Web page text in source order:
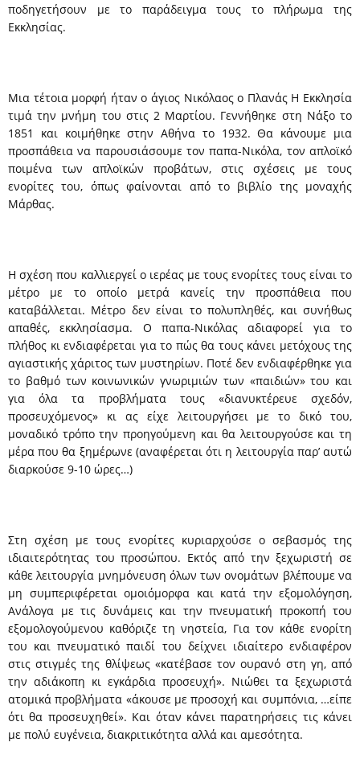
ποδηγετήσουν με το παράδειγμα τους το πλήρωμα της
Εκκλησίας.
Μια τέτοια μορφή ήταν ο άγιος Νικόλαος ο Πλανάς Η Εκκλησία
τιμά την μνήμη του στις 2 Μαρτίου. Γεννήθηκε στη Νάξο το
1851 και κοιμήθηκε στην Αθήνα το 1932. Θα κάνουμε μια
προσπάθεια να παρουσιάσουμε τον παπα-Νικόλα, τον απλοϊκό
ποιμένα των απλοϊκών προβάτων, στις σχέσεις με τους
ενορίτες του, όπως φαίνονται από το βιβλίο της μοναχής
Μάρθας.
Η σχέση που καλλιεργεί ο ιερέας με τους ενορίτες τους είναι το
μέτρο με το οποίο μετρά κανείς την προσπάθεια που
καταβάλλεται. Μέτρο δεν είναι το πολυπληθές, και συνήθως
απαθές, εκκλησίασμα. Ο παπα-Νικόλας αδιαφορεί για το
πλήθος κι ενδιαφέρεται για το πώς θα τους κάνει μετόχους της
αγιαστικής χάριτος των μυστηρίων. Ποτέ δεν ενδιαφέρθηκε για
το βαθμό των κοινωνικών γνωριμιών των «παιδιών» του και
για όλα τα προβλήματα τους «διανυκτέρευε σχεδόν,
προσευχόμενος» κι ας είχε λειτουργήσει με το δικό του,
μοναδικό τρόπο την προηγούμενη και θα λειτουργούσε και τη
μέρα που θα ξημέρωνε (αναφέρεται ότι η λειτουργία παρ’ αυτώ
διαρκούσε 9-10 ώρες…)
Στη σχέση με τους ενορίτες κυριαρχούσε ο σεβασμός της
ιδιαιτερότητας του προσώπου. Εκτός από την ξεχωριστή σε
κάθε λειτουργία μνημόνευση όλων των ονομάτων βλέπουμε να
μη συμπεριφέρεται ομοιόμορφα και κατά την εξομολόγηση,
Ανάλογα με τις δυνάμεις και την πνευματική προκοπή του
εξομολογούμενου καθόριζε τη νηστεία, Για τον κάθε ενορίτη
του και πνευματικό παιδί του δείχνει ιδιαίτερο ενδιαφέρον
στις στιγμές της θλίψεως «κατέβασε τον ουρανό στη γη, από
την αδιάκοπη κι εγκάρδια προσευχή». Νιώθει τα ξεχωριστά
ατομικά προβλήματα «άκουσε με προσοχή και συμπόνια, …είπε
ότι θα προσευχηθεί». Και όταν κάνει παρατηρήσεις τις κάνει
με πολύ ευγένεια, διακριτικότητα αλλά και αμεσότητα.